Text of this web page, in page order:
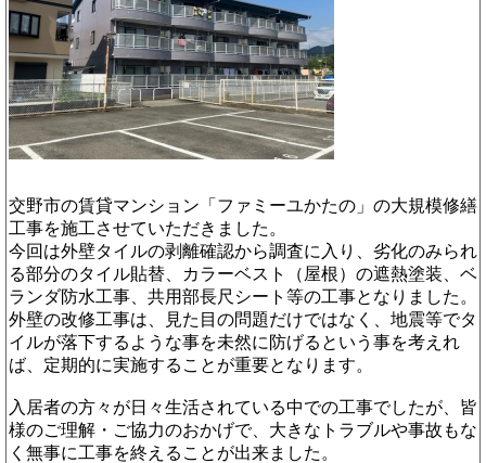
交野市の賃貸マンション「ファミーユかたの」の大規模修繕
工事を施工させていただきました。
今回は外壁タイルの剥離確認から調査に入り、劣化のみられ
る部分のタイル貼替、カラーベスト（屋根）の遮熱塗装、ベ
ランダ防水工事、共用部長尺シート等の工事となりました。
外壁の改修工事は、見た目の問題だけではなく、地震等でタ
イルが落下するような事を未然に防げるという事を考えれ
ば、定期的に実施することが重要となります。
入居者の方々が日々生活されている中での工事でしたが、皆
様のご理解・ご協力のおかげで、大きなトラブルや事故もな
く無事に工事を終えることが出来ました。